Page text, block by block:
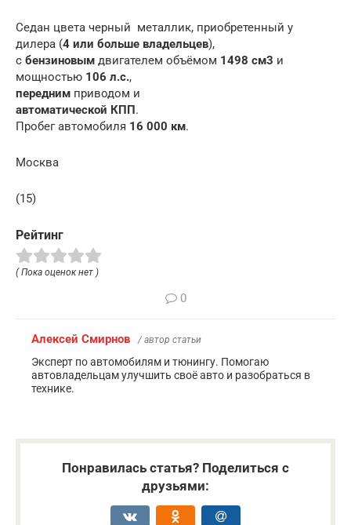
Седан цвета черный металлик, приобретенный у
дилера (4 или больше владельцев),
c бензиновым двигателем объёмом 1498 см3 и
мощностью 106 л.с.,
передним приводом и
автоматической КПП.
Пробег автомобиля 16 000 км.
Москва
(15)
Рейтинг
( Пока оценок нет )
0
Алексей Смирнов / автор статьи
Эксперт по автомобилям и тюнингу. Помогаю
автовладельцам улучшить своё авто и разобраться в
технике.
Понравилась статья? Поделиться с
друзьями: